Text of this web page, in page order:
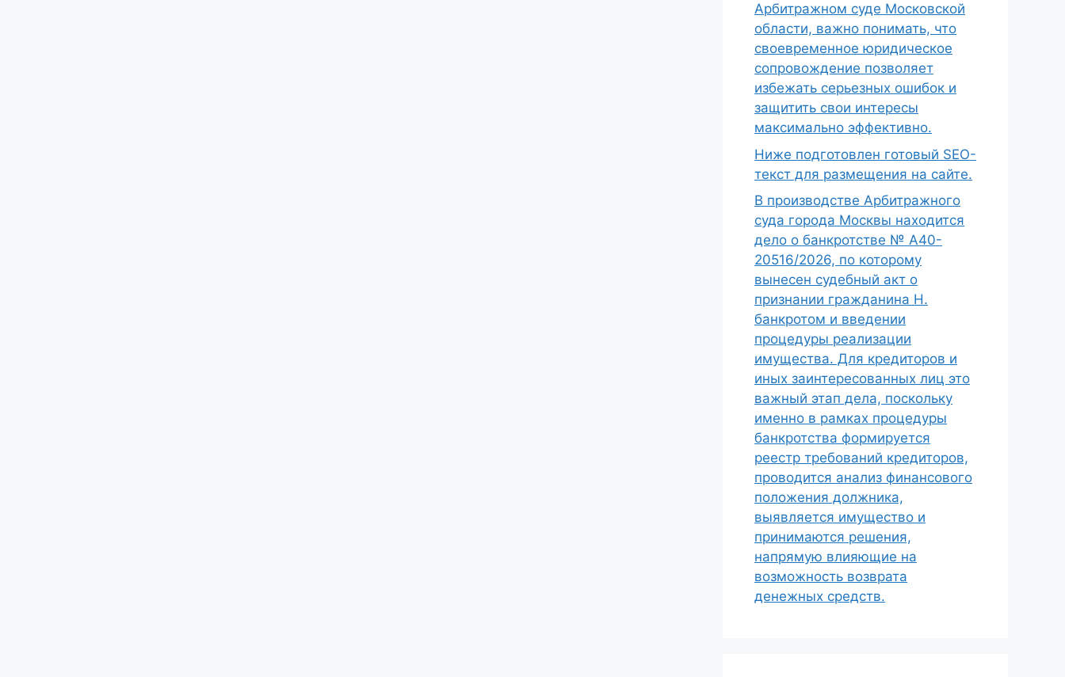
Арбитражном суде Московской
области, важно понимать, что
своевременное юридическое
сопровождение позволяет
избежать серьезных ошибок и
защитить свои интересы
максимально эффективно.
Ниже подготовлен готовый SEO-
текст для размещения на сайте.
В производстве Арбитражного
суда города Москвы находится
дело о банкротстве № А40-
20516/2026, по которому
вынесен судебный акт о
признании гражданина Н.
банкротом и введении
процедуры реализации
имущества. Для кредиторов и
иных заинтересованных лиц это
важный этап дела, поскольку
именно в рамках процедуры
банкротства формируется
реестр требований кредиторов,
проводится анализ финансового
положения должника,
выявляется имущество и
принимаются решения,
напрямую влияющие на
возможность возврата
денежных средств.